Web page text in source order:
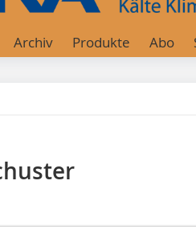
Archiv Produkte Abo